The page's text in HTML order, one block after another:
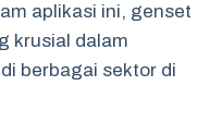
aplikasi ini, genset
krusial dalam
berbagai sektor di